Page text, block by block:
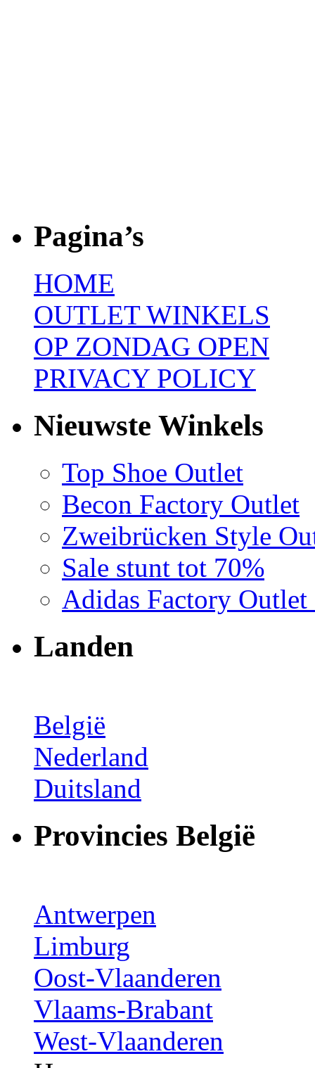
Pagina’s
HOME
OUTLET WINKELS
OP ZONDAG OPEN
PRIVACY POLICY
Nieuwste Winkels
Top Shoe Outlet
Becon Factory Outlet
Zweibrücken Style
Sale stunt tot 70%
Adidas Factory Outlet
Landen
België
Nederland
Duitsland
Provincies België
Antwerpen
Limburg
Oost-Vlaanderen
Vlaams-Brabant
West-Vlaanderen